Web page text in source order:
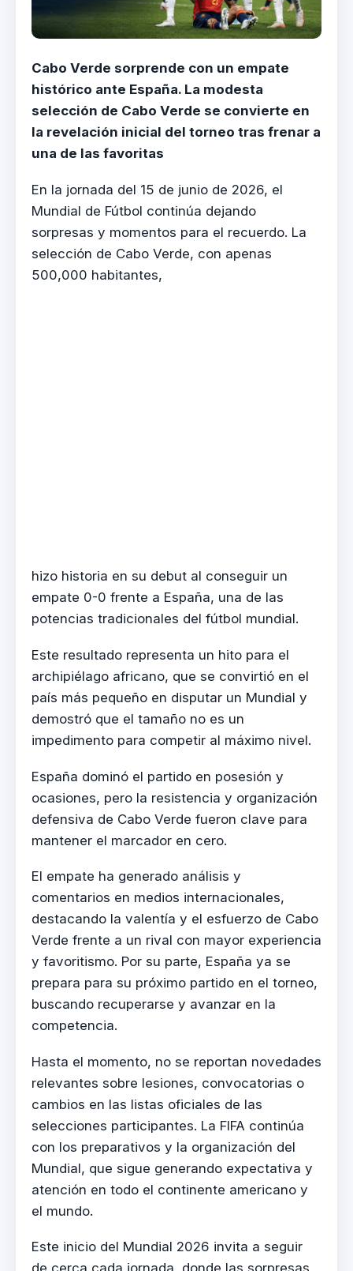
Cabo Verde sorprende con un empate
histórico ante España. La modesta
selección de Cabo Verde se convierte en
la revelación inicial del torneo tras frenar a
una de las favoritas
En la jornada del 15 de junio de 2026, el
Mundial de Fútbol continúa dejando
sorpresas y momentos para el recuerdo. La
selección de Cabo Verde, con apenas
500,000 habitantes,
hizo historia en su debut al conseguir un
empate 0-0 frente a España, una de las
potencias tradicionales del fútbol mundial.
Este resultado representa un hito para el
archipiélago africano, que se convirtió en el
país más pequeño en disputar un Mundial y
demostró que el tamaño no es un
impedimento para competir al máximo nivel.
España dominó el partido en posesión y
ocasiones, pero la resistencia y organización
defensiva de Cabo Verde fueron clave para
mantener el marcador en cero.
El empate ha generado análisis y
comentarios en medios internacionales,
destacando la valentía y el esfuerzo de Cabo
Verde frente a un rival con mayor experiencia
y favoritismo. Por su parte, España ya se
prepara para su próximo partido en el torneo,
buscando recuperarse y avanzar en la
competencia.
Hasta el momento, no se reportan novedades
relevantes sobre lesiones, convocatorias o
cambios en las listas oficiales de las
selecciones participantes. La FIFA continúa
con los preparativos y la organización del
Mundial, que sigue generando expectativa y
atención en todo el continente americano y
el mundo.
Este inicio del Mundial 2026 invita a seguir